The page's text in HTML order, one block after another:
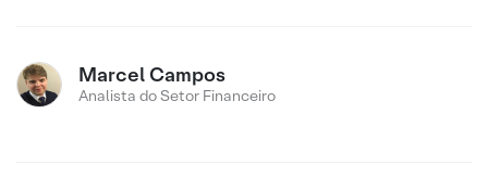
Marcel Campos
Analista do Setor Financeiro